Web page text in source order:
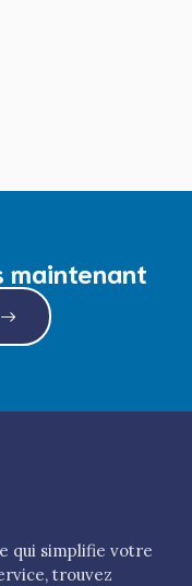
maintenant
qui simplifie votre
trouvez